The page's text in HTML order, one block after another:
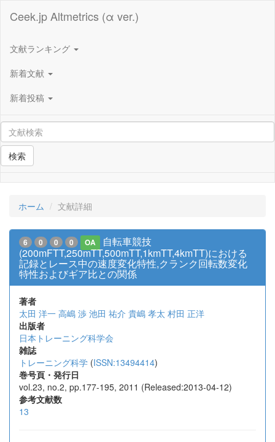
Ceek.jp Altmetrics (α ver.)
文献ランキング
新着文献
新着投稿
検索
ホーム 文献詳細
6 0 0 0 OA
自転車競技
(200mFTT,250mTT,500mTT,1kmTT,4kmTT)における
記録とレース中の速度変化特性,クランク回転数変化
特性およびギア比との関係
著者
太田 洋一 高嶋 渉 池田 祐介 貴嶋 孝太 村田 正洋
出版者
日本トレーニング科学会
雑誌
トレーニング科学 (ISSN:13494414)
巻号頁・発行日
vol.23, no.2, pp.177-195, 2011 (Released:2013-04-12)
参考文献数
13